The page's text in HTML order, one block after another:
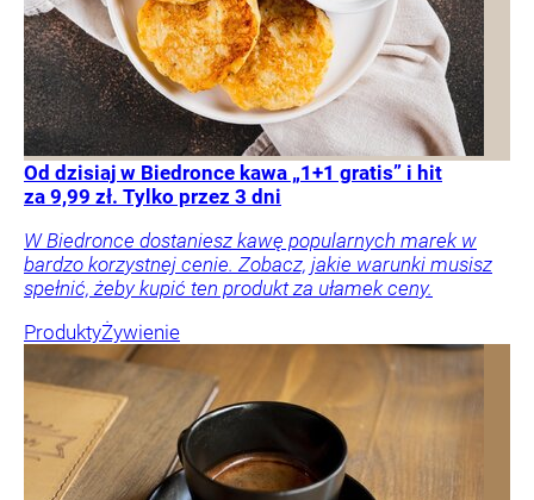
Od dzisiaj w Biedronce kawa „1+1 gratis” i hit
za 9,99 zł. Tylko przez 3 dni
W Biedronce dostaniesz kawę popularnych marek w
bardzo korzystnej cenie. Zobacz, jakie warunki musisz
spełnić, żeby kupić ten produkt za ułamek ceny.
ProduktyŻywienie